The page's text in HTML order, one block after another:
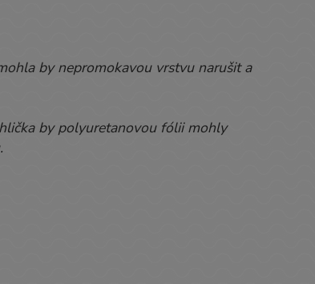
by nepromokavou vrstvu narušit a
by polyuretanovou fólii mohly